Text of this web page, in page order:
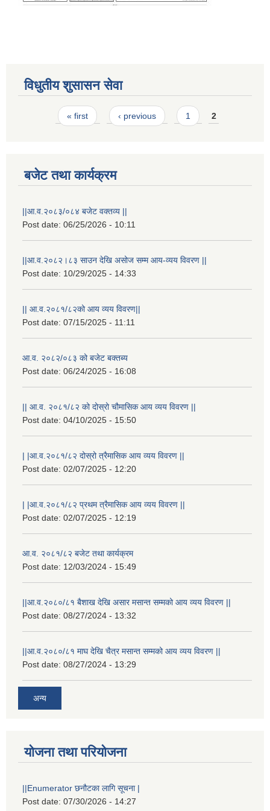
विधुतीय शुसासन सेवा
Pages« first ‹ previous 1 2
बजेट तथा कार्यक्रम
||आ.व.२०८३/०८४ बजेट वक्तव्य ||
Post date: 06/25/2026 - 10:11
||आ.व.२०८२।८३ साउन देखि असोज सम्म आय-व्यय विवरण ||
Post date: 10/29/2025 - 14:33
|| आ.व.२०८१/८२को आय व्यय विवरण||
Post date: 07/15/2025 - 11:11
आ.व. २०८२/०८३ को बजेट बक्तब्य
Post date: 06/24/2025 - 16:08
|| आ.व. २०८१/८२ को दोस्रो चौमासिक आय व्यय विवरण ||
Post date: 04/10/2025 - 15:50
| |आ.व.२०८१/८२ दोस्रो त्रैमासिक आय व्यय विवरण ||
Post date: 02/07/2025 - 12:20
| |आ.व.२०८१/८२ प्रथम त्रैमासिक आय व्यय विवरण ||
Post date: 02/07/2025 - 12:19
आ.व. २०८१/८२ बजेट तथा कार्यक्रम
Post date: 12/03/2024 - 15:49
||आ.व.२०८०/८१ बैशाख देखि असार मसान्त सम्मको आय व्यय विवरण ||
Post date: 08/27/2024 - 13:32
||आ.व.२०८०/८१ माघ देखि चैत्र मसान्त सम्मको आय व्यय विवरण ||
Post date: 08/27/2024 - 13:29
अन्य
योजना तथा परियोजना
||Enumerator छनौटका लागि सूचना |
Post date: 07/30/2026 - 14:27